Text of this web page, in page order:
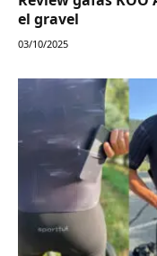
el gravel
03/10/2025